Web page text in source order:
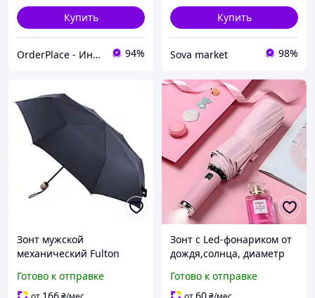
Купить
OrderPlace - Интернет-магазин товаров для дома 94%
Купить
Sova market 98%
Зонт мужской
механический Fulton
(Синий)
Готово к отправке
Зонт с Led-фонариком от
дождя,солнца, диаметр
зонт,10 спиц,розовый
Готово к отправке